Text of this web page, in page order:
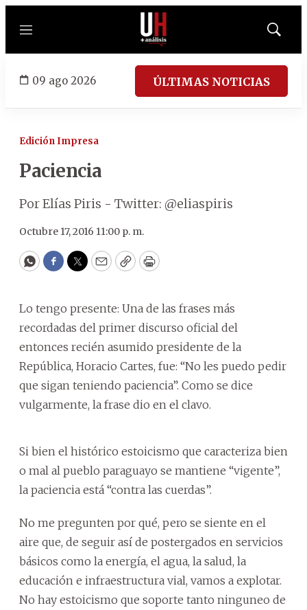
Menú
Mostrar
09 ago 2026 ÚLTIMAS NOTICIAS
Edición Impresa
Paciencia
Por Elías Piris - Twitter: @eliaspiris
Octubre 17, 2016 11:00 p. m.
WhatsApp
Facebook
Twitter
EmailCopyPrint
Lo tengo presente: Una de las frases más
recordadas del primer discurso oficial del
entonces recién asumido presidente de la
República, Horacio Cartes, fue: “No les puedo pedir
que sigan teniendo paciencia”. Como se dice
vulgarmente, la frase dio en el clavo.
Si bien el histórico estoicismo que caracteriza bien
o mal al pueblo paraguayo se mantiene “vigente”,
la paciencia está “contra las cuerdas”.
No me pregunten por qué, pero se siente en el
aire que, de seguir así de postergados en servicios
básicos como la energía, el agua, la salud, la
educación e infraestructura vial, vamos a explotar.
No hay estoicismo que soporte tanto ninguneo de